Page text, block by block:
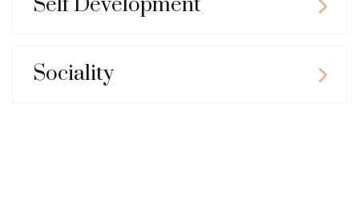
Self Development
Sociality